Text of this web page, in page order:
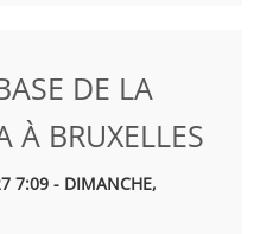
DE LA
À BRUXELLES
7:09 - DIMANCHE,